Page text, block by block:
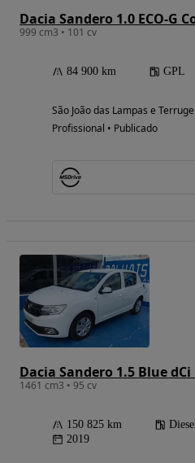
Dacia Sandero 1.0 ECO-G
999 cm3 • 101 cv
84 900 km GPL
São João das Lampas e
Profissional • Publicado
Dacia Sandero 1.5 Blue
1461 cm3 • 95 cv
150 825 km Diesel
2019